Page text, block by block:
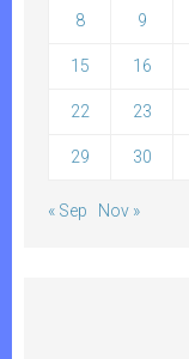
8 9
15 16
22 23
29 30
« Sep Nov »